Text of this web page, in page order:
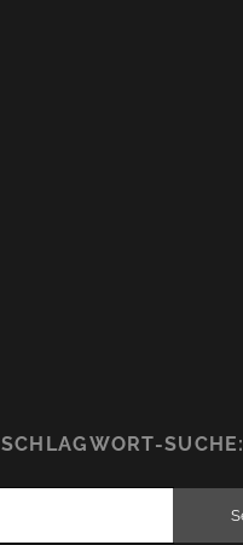
SCHLAGWORT-SUCHE: